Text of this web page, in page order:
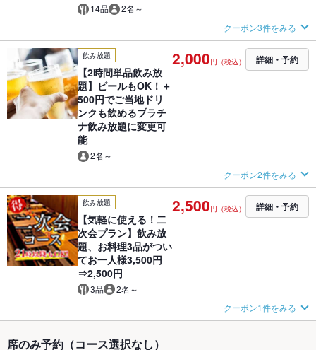
14品 2名～
クーポン3件をみる
飲み放題
【2時間単品飲み放
題】ビールもOK！＋
500円でご当地ドリ
ンクも飲めるプラチ
ナ飲み放題に変更可
能
2名～
2,000円（税込） 詳細・予約
クーポン2件をみる
飲み放題
【気軽に使える！二
次会プラン】飲み放
題、お料理3品がつい
てお一人様3,500円
⇒2,500円
3品 2名～
2,500円（税込） 詳細・予約
クーポン1件をみる
席のみ予約（コース選択なし）